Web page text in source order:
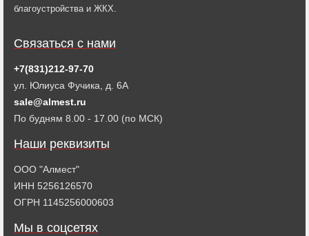
благоустройства и ЖКХ.
Связаться с нами
+7(831)212-97-70
ул. Юлиуса Фучика, д. 6А
sale@almest.ru
По будням 8.00 - 17.00 (по МСК)
Наши реквизиты
ООО "Алмест"
ИНН 5256126570
ОГРН 1145256000603
Мы в соцсетях